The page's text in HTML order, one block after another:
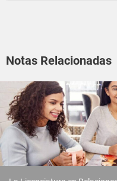
Notas Relacionadas